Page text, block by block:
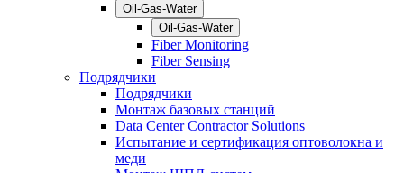
Oil-Gas-Water
Oil-Gas-Water
Fiber Monitoring
Fiber Sensing
Подрядчики
Подрядчики
Монтаж базовых станций
Data Center Contractor Solutions
Испытание и сертификация оптоволокна и
меди